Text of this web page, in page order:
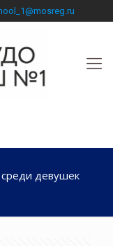
девушек